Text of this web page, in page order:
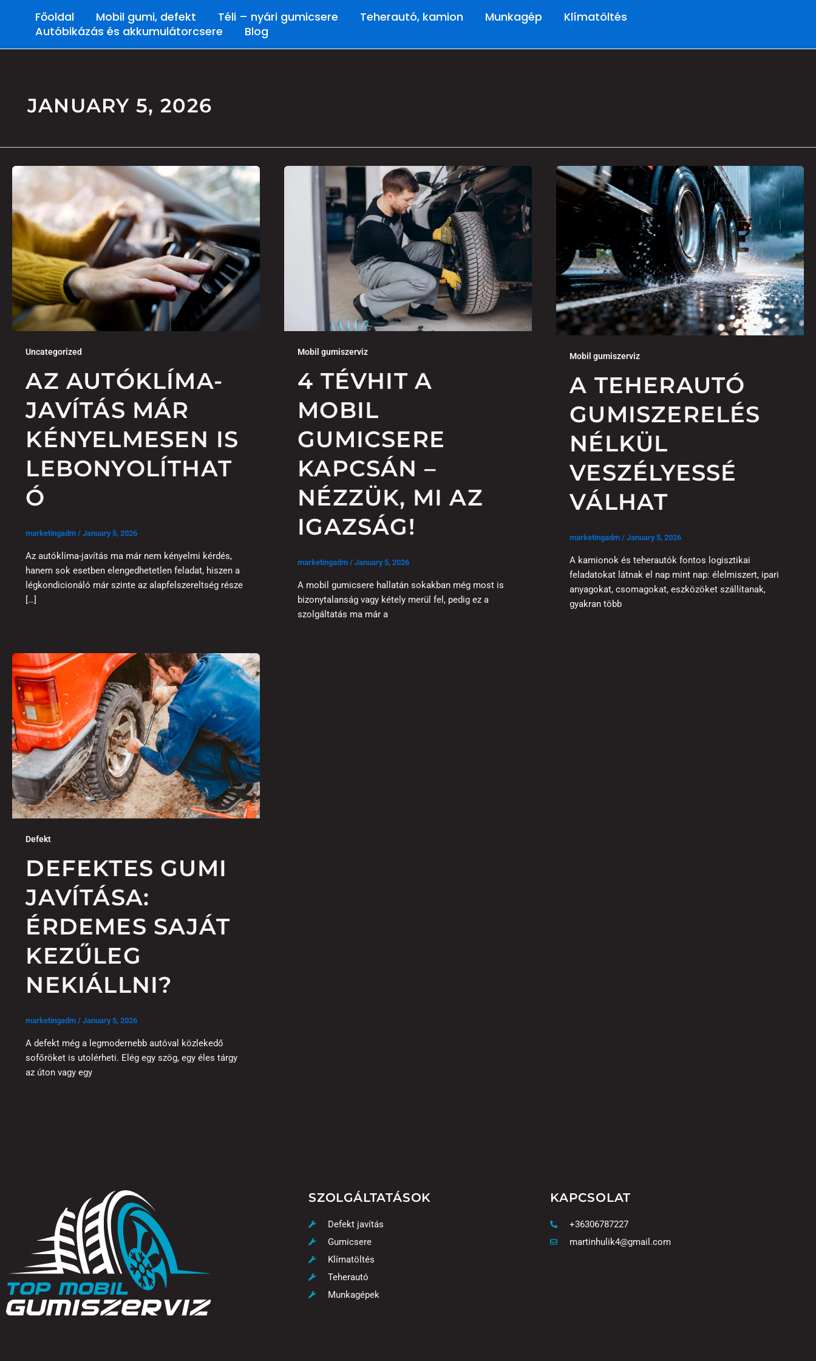
Főoldal Mobil gumi, defekt Téli – nyári gumicsere Teherautó, kamion Munkagép
Klímatöltés
Autóbikázás és akkumulátorcsere
Blog
JANUARY 5, 2026
Uncategorized
AZ AUTÓKLÍMA-
JAVÍTÁS MÁR
KÉNYELMESEN IS
LEBONYOLÍTHAT
Ó
marketingadm/January 5, 2026
Az autóklíma-javítás ma már nem kényelmi kérdés,
hanem sok esetben elengedhetetlen feladat, hiszen a
légkondicionáló már szinte az alapfelszereltség része
[…]
Mobil gumiszerviz
4 TÉVHIT A
MOBIL
GUMICSERE
KAPCSÁN –
NÉZZÜK, MI AZ
IGAZSÁG!
marketingadm/January 5, 2026
A mobil gumicsere hallatán sokakban még most is
bizonytalanság vagy kétely merül fel, pedig ez a
szolgáltatás ma már a
Mobil gumiszerviz
A TEHERAUTÓ
GUMISZERELÉS
NÉLKÜL
VESZÉLYESSÉ
VÁLHAT
marketingadm/January 5, 2026
A kamionok és teherautók fontos logisztikai
feladatokat látnak el nap mint nap: élelmiszert, ipari
anyagokat, csomagokat, eszközöket szállítanak,
gyakran több
Defekt
DEFEKTES GUMI
JAVÍTÁSA:
ÉRDEMES SAJÁT
KEZŰLEG
NEKIÁLLNI?
marketingadm/January 5, 2026
A defekt még a legmodernebb autóval közlekedő
sofőröket is utolérheti. Elég egy szög, egy éles tárgy
az úton vagy egy
SZOLGÁLTATÁSOK
Defekt javítás
Gumicsere
Klímatöltés
Teherautó
Munkagépek
KAPCSOLAT
+36306787227
martinhulik4@gmail.com